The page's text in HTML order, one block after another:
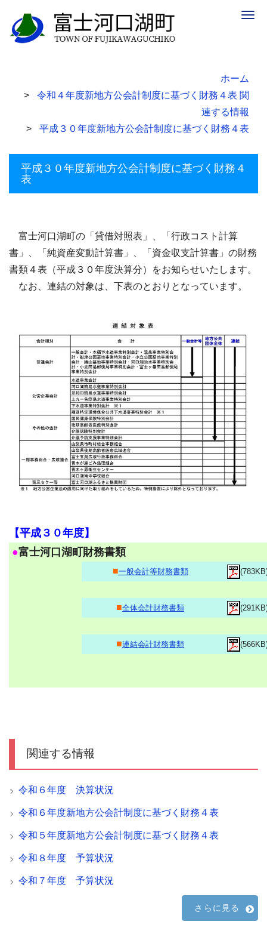
ホーム
令和４年度新地方公会計制度に基づく財務４表 関
連する情報
平成３０年度新地方公会計制度に基づく財務４表
平成３０年度新地方公会計制度に基づく財務４
表
富士河口湖町の「貸借対照表」、「行政コスト計算
書」、「純資産変動計算書」、「資金収支計算書」の財務
書類４表（平成３０年度決算分）をお知らせいたします。
なお、 連結の対象は、下表のとおりとなっています。
【平成３０年度】
●富士河口湖町財務書類
■一般会計等財務書類
■全体会計財務書類
■連結会計財務書類
関連する情報
令和６年度 決算状況
令和６年度新地方公会計制度に基づく財務４表
令和５年度新地方公会計制度に基づく財務４表
令和８年度 予算状況
令和７年度 予算状況
さらに見る